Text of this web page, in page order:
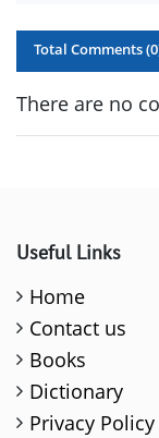
Total Comments (0
There are no
Useful Links
Home
Contact us
Books
Dictionary
Privacy Policy